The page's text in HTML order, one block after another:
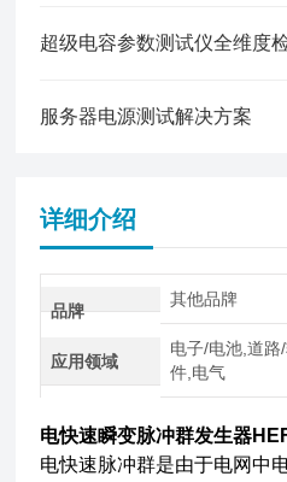
服务器电源测试解决方案
详细介绍
品牌
其他品牌
应用领域
电子/电池,道路
件,电气
电快速瞬变脉冲群发生器
电快速脉冲群是由于电网中